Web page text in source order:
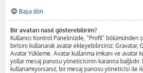
Başa dön
Bir avatarı nasıl gösterebilirim?
Kullanıcı Kontrol Panelinizde, “Profil” bölümünden
birisini kullanarak avatar ekleyebilirsiniz: Gravatar,
Avatar Yükleme. Avatar kullanma imkanı ve avatar
yollar mesaj panosu yöneticisinin kararına bağlıdır.
kullanamıyorsanız, bir mesaj panosu yöneticisi ile